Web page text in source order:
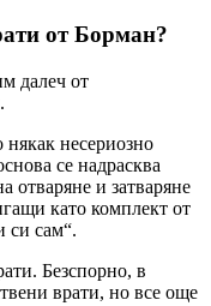
от Борман?
далеч от
несериозно
се надрасква
отваряне и затваряне
като комплект от
си сам“.
Безспорно, в
врати, но все още